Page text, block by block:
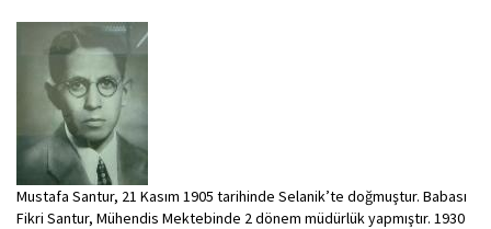
Mustafa Santur, 21 Kasım 1905 tarihinde Selanik’te doğmuştur. Babası
Fikri Santur, Mühendis Mektebinde 2 dönem müdürlük yapmıştır. 1930